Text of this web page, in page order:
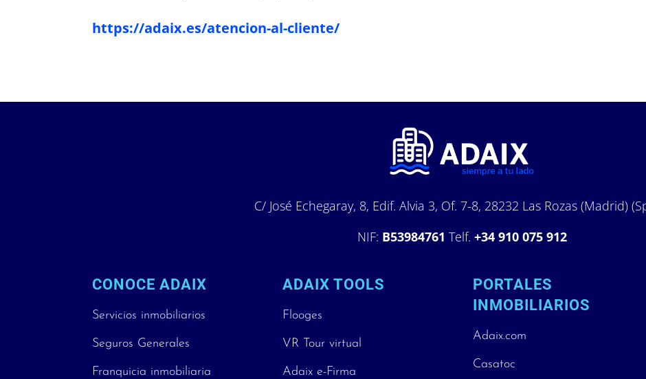
https://adaix.es/atencion-al-cliente/
C/ José Echegaray, 8, Edif. Alvia 3, Of. 7-8, 28232 Las Rozas (Madrid)
NIF: B53984761 Telf. +34 910 075 912
CONOCE ADAIX
Servicios inmobiliarios
Seguros Generales
Franquicia inmobiliaria
ADAIX TOOLS
Flooges
VR Tour virtual
Adaix e-Firma
PORTALES
INMOBILIARIOS
Adaix.com
Casatoc